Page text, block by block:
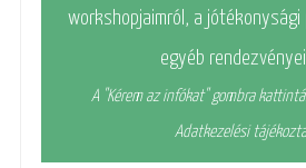
workshopjaimról, a jótékonysági
egyéb
A "Kérem az infókat" gombra
Adatkezelési